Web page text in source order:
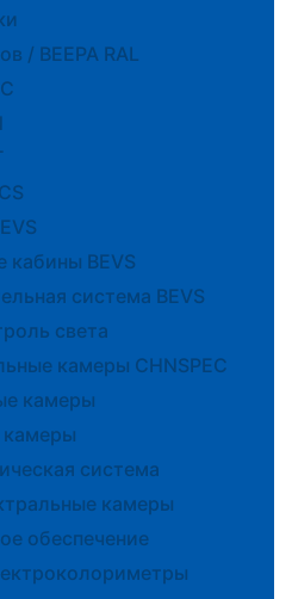
/ BEEPA RAL
BEVS
система BEVS
света
камеры CHNSPEC
камеры
система
камеры
обеспечение